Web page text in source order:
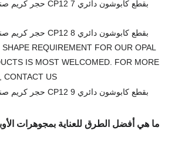
REQUIREMENT FOR OUR OPAL
IS MOST WELCOMED. FOR MORE
CONTACT US
ما هي أفضل الطرق للعناية بمجوهرات